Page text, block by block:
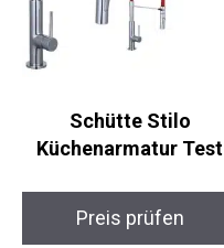
Schütte Stilo
Küchenarmatur Test
Preis prüfen